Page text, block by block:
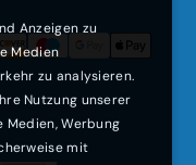
Anzeigen zu
Medien
zu analysieren.
Nutzung unserer
Medien, Werbung
mit